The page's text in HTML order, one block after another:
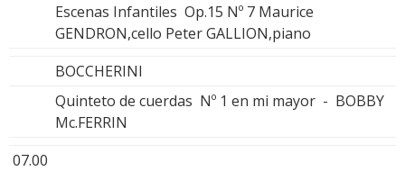
Escenas Infantiles Op.15 Nº 7 Maurice
GENDRON,cello Peter GALLION,piano
BOCCHERINI
Quinteto de cuerdas Nº 1 en mi mayor - BOBBY
Mc.FERRIN
07.00